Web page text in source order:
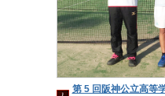
第 5 回阪神公立高等